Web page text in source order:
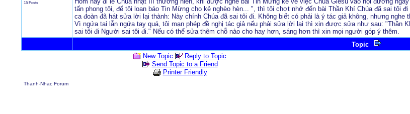
15 Posts
tấn phong tôi, để tôi loan báo Tin Mừng cho kẻ nghèo hèn... ", thì tôi chợt nhớ đến bài Thần Khí Chúa đã sai tôi
ca đoàn đã hát sửa lời lại thành: Này chính Chúa đã sai tôi đi. Không biết có phải là ý tác giả không, nhưng
Vì ngứa tai lẫn ngứa tay quá, tôi mạn phép đề nghị tác giả nếu phải sửa lời lại thì xin được sửa như sau: "Thần
sai tôi đi Người sai tôi đi." Nếu có thể sửa thêm chỗ nào cho hay hơn, sáng hơn thì xin mọi người góp ý thêm.
Topic
New Topic
Reply to Topic
Send Topic to a Friend
Printer Friendly
Thanh-Nhac Forum